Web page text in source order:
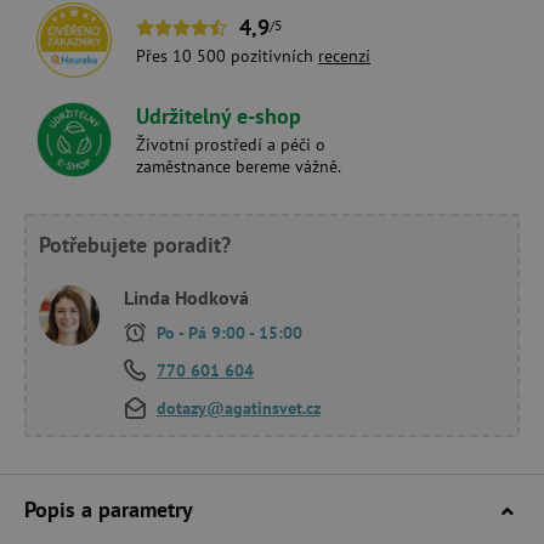
4,9/5
Přes 10 500 pozitivních recenzí
Udržitelný e-shop
Životní prostředí a péči o
zaměstnance bereme vážně.
Potřebujete poradit?
Linda Hodková
Po - Pá 9:00 - 15:00
770 601 604
dotazy@agatinsvet.cz
Popis a parametry